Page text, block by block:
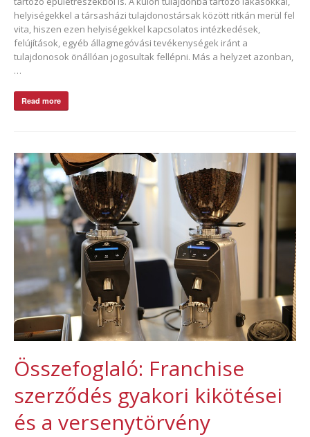
helyiségekkel a társasházi tulajdonostársak között ritkán merül fel
vita, hiszen ezen helyiségekkel kapcsolatos intézkedések,
felújítások, egyéb állagmegóvási tevékenységek iránt a
tulajdonosok önállóan jogosultak fellépni. Más a helyzet azonban,
…
Read more
Összefoglaló: Franchise
szerződés gyakori kikötései
és a versenytörvény